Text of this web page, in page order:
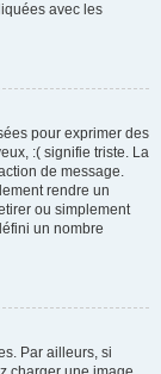
avec les
pour exprimer des
:( signifie triste. La
de message.
rendre un
ou simplement
un nombre
Par ailleurs, si